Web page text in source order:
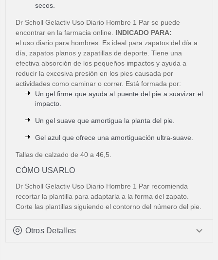
secos.
Dr Scholl Gelactiv Uso Diario Hombre 1 Par se puede
encontrar en la farmacia online. INDICADO PARA:
el uso diario para hombres. Es ideal para zapatos del día a
día, zapatos planos y zapatillas de deporte. Tiene una
efectiva absorción de los pequeños impactos y ayuda a
reducir la excesiva presión en los pies causada por
actividades como caminar o correr. Está formada por:
Un gel firme que ayuda al puente del pie a suavizar el
impacto.
Un gel suave que amortigua la planta del pie.
Gel azul que ofrece una amortiguación ultra-suave.
Tallas de calzado de 40 a 46,5.
CÓMO USARLO
Dr Scholl Gelactiv Uso Diario Hombre 1 Par recomienda
recortar la plantilla para adaptarla a la forma del zapato.
Corte las plantillas siguiendo el contorno del número del pie.
Otros Detalles